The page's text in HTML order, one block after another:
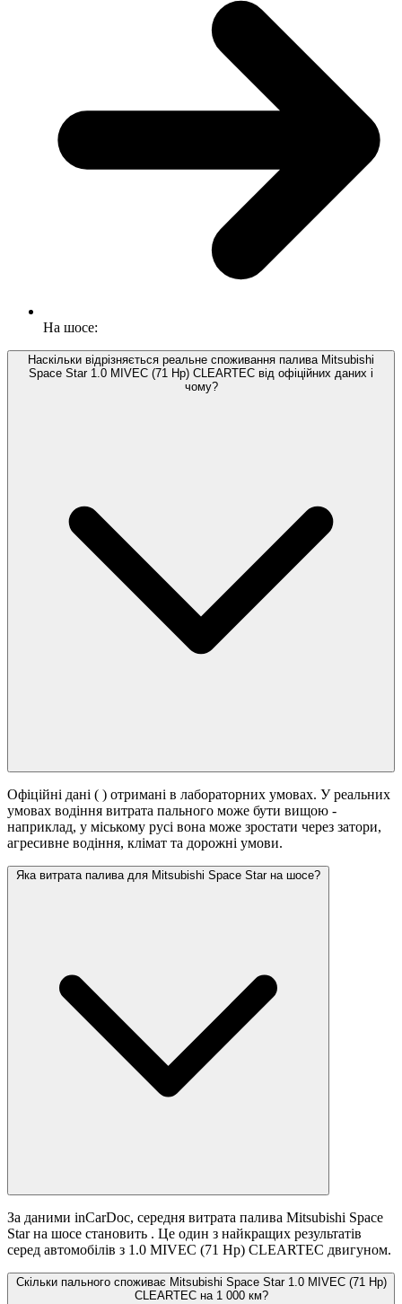
На шосе:
Наскільки відрізняється реальне споживання палива Mitsubishi
Space Star 1.0 MIVEC (71 Hp) CLEARTEC від офіційних даних і
чому?
Офіційні дані ( ) отримані в лабораторних умовах. У реальних
умовах водіння витрата пального може бути вищою -
наприклад, у міському русі вона може зростати через затори,
агресивне водіння, клімат та дорожні умови.
Яка витрата палива для Mitsubishi Space Star на шосе?
За даними inCarDoc, середня витрата палива Mitsubishi Space
Star на шосе становить . Це один з найкращих результатів
серед автомобілів з 1.0 MIVEC (71 Hp) CLEARTEC двигуном.
Скільки пального споживає Mitsubishi Space Star 1.0 MIVEC (71 Hp)
CLEARTEC на 1 000 км?